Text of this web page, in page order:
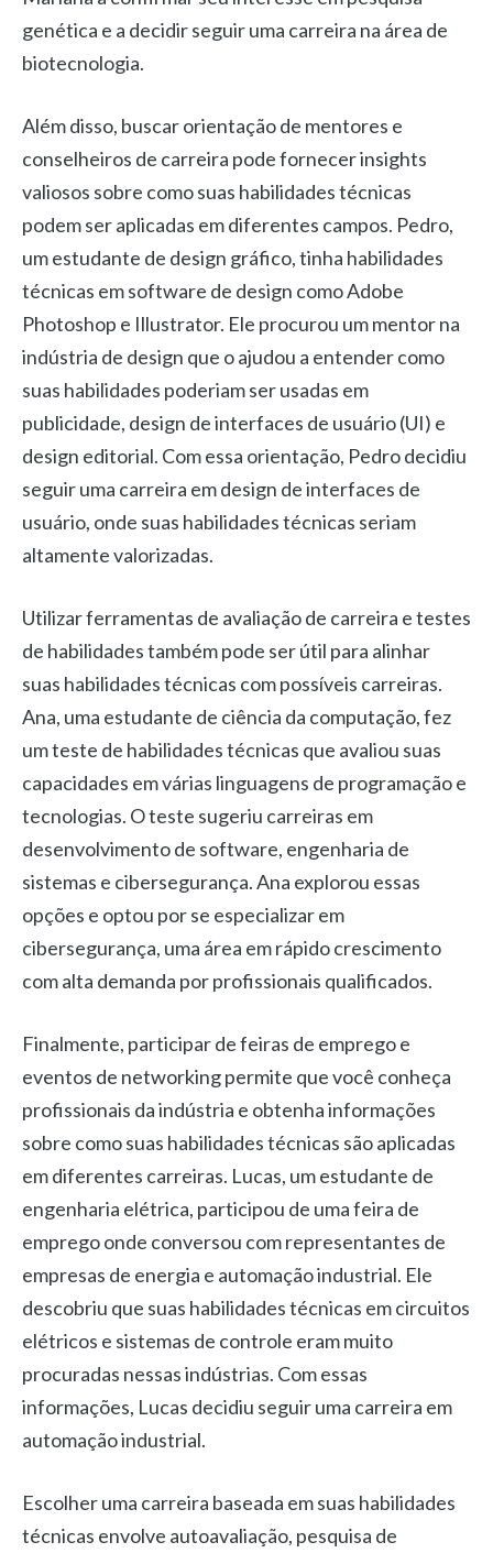
genética e a decidir seguir uma carreira na área de
biotecnologia.
Além disso, buscar orientação de mentores e
conselheiros de carreira pode fornecer insights
valiosos sobre como suas habilidades técnicas
podem ser aplicadas em diferentes campos. Pedro,
um estudante de design gráfico, tinha habilidades
técnicas em software de design como Adobe
Photoshop e Illustrator. Ele procurou um mentor na
indústria de design que o ajudou a entender como
suas habilidades poderiam ser usadas em
publicidade, design de interfaces de usuário (UI) e
design editorial. Com essa orientação, Pedro decidiu
seguir uma carreira em design de interfaces de
usuário, onde suas habilidades técnicas seriam
altamente valorizadas.
Utilizar ferramentas de avaliação de carreira e testes
de habilidades também pode ser útil para alinhar
suas habilidades técnicas com possíveis carreiras.
Ana, uma estudante de ciência da computação, fez
um teste de habilidades técnicas que avaliou suas
capacidades em várias linguagens de programação e
tecnologias. O teste sugeriu carreiras em
desenvolvimento de software, engenharia de
sistemas e cibersegurança. Ana explorou essas
opções e optou por se especializar em
cibersegurança, uma área em rápido crescimento
com alta demanda por profissionais qualificados.
Finalmente, participar de feiras de emprego e
eventos de networking permite que você conheça
profissionais da indústria e obtenha informações
sobre como suas habilidades técnicas são aplicadas
em diferentes carreiras. Lucas, um estudante de
engenharia elétrica, participou de uma feira de
emprego onde conversou com representantes de
empresas de energia e automação industrial. Ele
descobriu que suas habilidades técnicas em circuitos
elétricos e sistemas de controle eram muito
procuradas nessas indústrias. Com essas
informações, Lucas decidiu seguir uma carreira em
automação industrial.
Escolher uma carreira baseada em suas habilidades
técnicas envolve autoavaliação, pesquisa de